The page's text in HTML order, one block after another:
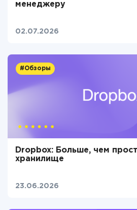
менеджеру
02.07.2026
#Обзоры
Dropbox: Больше, чем
хранилище
23.06.2026